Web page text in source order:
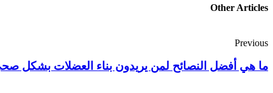
Other Articles
Previous
ما هي أفضل النصائح لمن يريدون بناء العضلات بشكل